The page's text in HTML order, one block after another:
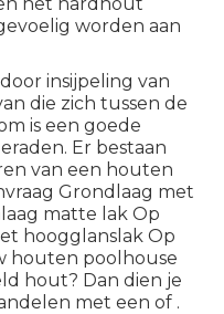
worden aan
insijpeling van
die zich tussen de
is een goede
Er bestaan
van een houten
Grondlaag met
matte lak Op
hoogglanslak Op
houten poolhouse
hout? Dan dien je
met een of .